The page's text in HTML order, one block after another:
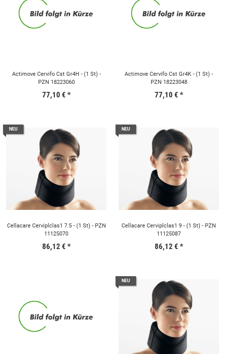
Actimove Cervifo Cst Gr4H - (1 St) -
PZN 18223060
77,10 € *
Actimove Cervifo Cst Gr4K - (1 St) -
PZN 18223048
77,10 € *
NEU
Cellacare Cerviplclas1 7.5 - (1 St) - PZN
11125070
86,12 € *
NEU
Cellacare Cerviplclas1 9 - (1 St) - PZN
11125087
86,12 € *
NEU